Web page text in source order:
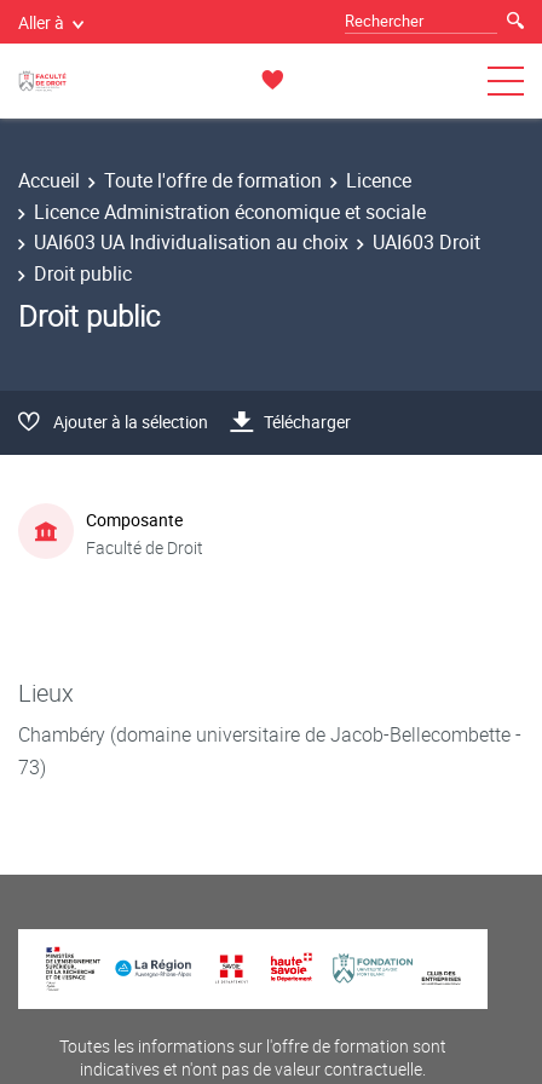
Aller à
Accueil Toute l'offre de formation
Licence
Licence Administration économique et sociale
UAI603 UA Individualisation au choix
UAI603 Droit
Droit public
Droit public
Ajouter à la sélection Télécharger
Composante
Faculté de Droit
Lieux
Chambéry (domaine universitaire de Jacob-Bellecombette -
73)
Toutes les informations sur l'offre de formation sont
indicatives et n'ont pas de valeur contractuelle.